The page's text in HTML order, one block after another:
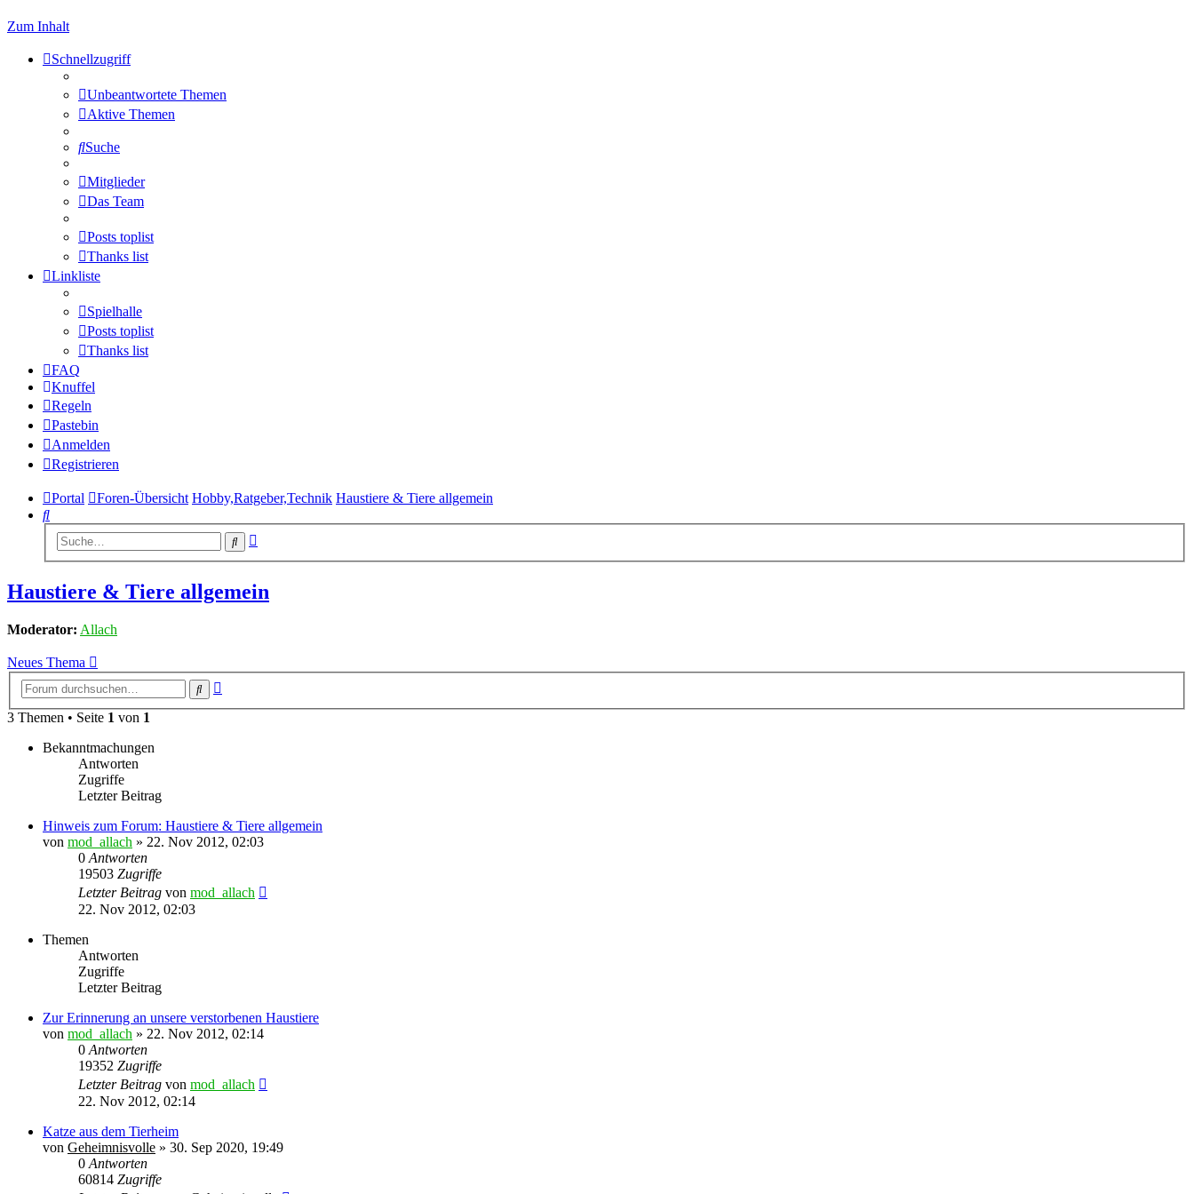
Zum Inhalt
Schnellzugriff
Unbeantwortete Themen
Aktive Themen
Suche
Mitglieder
Das Team
Posts toplist
Thanks list
Linkliste
Spielhalle
Posts toplist
Thanks list
FAQ
Knuffel
Regeln
Pastebin
Anmelden
Registrieren
Portal Foren-Übersicht Hobby,Ratgeber,Technik Haustiere & Tiere allgemein
Suche
Suche
Haustiere & Tiere allgemein
Moderator: Allach
Neues Thema
Suche
3 Themen • Seite 1 von 1
Bekanntmachungen
Antworten
Zugriffe
Letzter Beitrag
Hinweis zum Forum: Haustiere & Tiere allgemein
von mod_allach » 22. Nov 2012, 02:03
0Antworten
19503 Zugriffe
Letzter Beitrag von mod_allach
22. Nov 2012, 02:03
Themen
Antworten
Zugriffe
Letzter Beitrag
Zur Erinnerung an unsere verstorbenen Haustiere
von mod_allach » 22. Nov 2012, 02:14
0Antworten
19352 Zugriffe
Letzter Beitrag von mod_allach
22. Nov 2012, 02:14
Katze aus dem Tierheim
von Geheimnisvolle » 30. Sep 2020, 19:49
0Antworten
60814 Zugriffe